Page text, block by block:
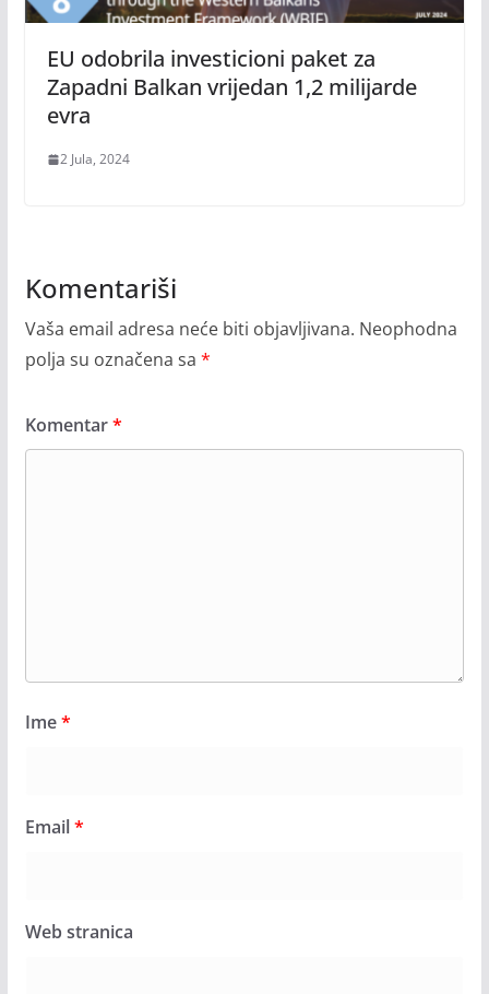
EU odobrila investicioni paket za
Zapadni Balkan vrijedan 1,2 milijarde
evra
2 Jula, 2024
Komentariši
Vaša email adresa neće biti objavljivana. Neophodna
polja su označena sa *
Komentar*
Ime*
Email*
Web stranica